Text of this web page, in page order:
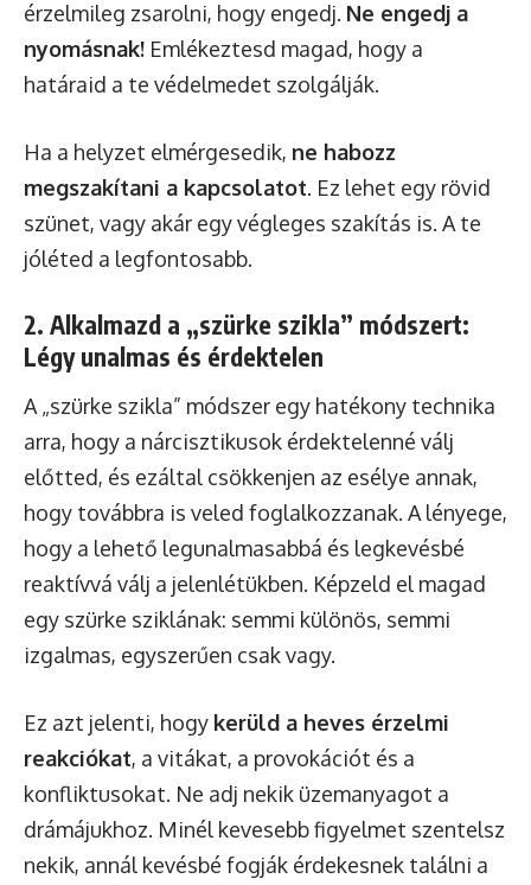
érzelmileg zsarolni, hogy engedj. Ne engedj a
nyomásnak! Emlékeztesd magad, hogy a
határaid a te védelmedet szolgálják.
Ha a helyzet elmérgesedik, ne habozz
megszakítani a kapcsolatot. Ez lehet egy rövid
szünet, vagy akár egy végleges szakítás is. A te
jóléted a legfontosabb.
2. Alkalmazd a „szürke szikla” módszert:
Légy unalmas és érdektelen
A „szürke szikla” módszer egy hatékony technika
arra, hogy a nárcisztikusok érdektelenné válj
előtted, és ezáltal csökkenjen az esélye annak,
hogy továbbra is veled foglalkozzanak. A lényege,
hogy a lehető legunalmasabbá és legkevésbé
reaktívvá válj a jelenlétükben. Képzeld el magad
egy szürke sziklának: semmi különös, semmi
izgalmas, egyszerűen csak vagy.
Ez azt jelenti, hogy kerüld a heves érzelmi
reakciókat, a vitákat, a provokációt és a
konfliktusokat. Ne adj nekik üzemanyagot a
drámájukhoz. Minél kevesebb figyelmet szentelsz
nekik, annál kevésbé fogják érdekesnek találni a